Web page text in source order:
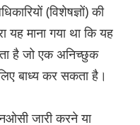
(विशेषज्ञों) की
यह माना गया था कि यह
है जो एक अनिच्छुक
बाध्य कर सकता है।
जारी करने या